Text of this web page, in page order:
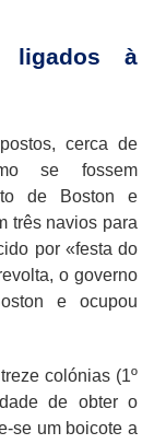
ligados à
cerca de
se fossem
de Boston e
três navios para
por «festa do
o governo
e ocupou
colónias (1º
de obter o
se um boicote a